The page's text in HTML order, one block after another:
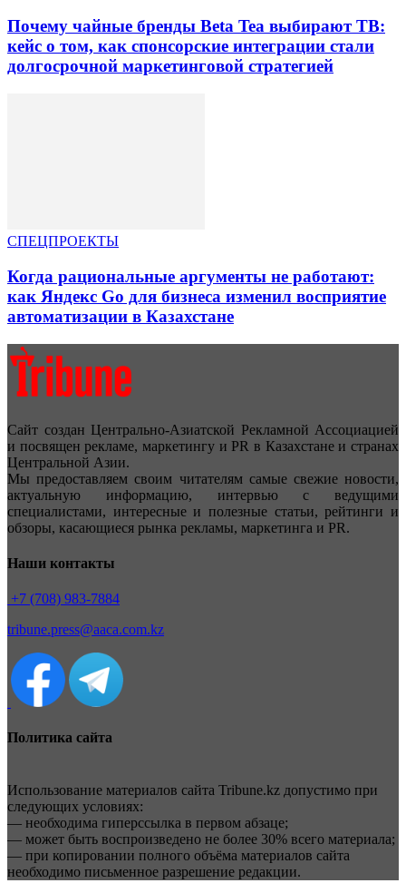
Почему чайные бренды Beta Tea выбирают ТВ:
кейс о том, как спонсорские интеграции стали
долгосрочной маркетинговой стратегией
СПЕЦПРОЕКТЫ
Когда рациональные аргументы не работают:
как Яндекс Go для бизнеса изменил восприятие
автоматизации в Казахстане
Сайт создан Центрально-Азиатской Рекламной Ассоциацией
и посвящен рекламе, маркетингу и PR в Казахстане и странах
Центральной Азии.
Мы предоставляем своим читателям самые свежие новости,
актуальную информацию, интервью с ведущими
специалистами, интересные и полезные статьи, рейтинги и
обзоры, касающиеся рынка рекламы, маркетинга и PR.
Наши контакты
+7 (708) 983-7884
tribune.press@aaca.com.kz
Политика сайта
Использование материалов сайта Tribune.kz допустимо при
следующих условиях:
— необходима гиперссылка в первом абзаце;
— может быть воспроизведено не более 30% всего материала;
— при копировании полного объёма материалов сайта
необходимо письменное разрешение редакции.